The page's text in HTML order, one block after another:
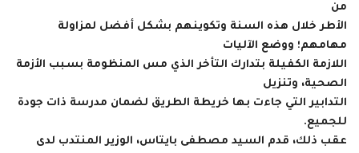
من
الأطر خلال هذه السنة وتكوينهم بشكل أفضل لمزاولة
مهامهم؛ ووضع الآليات
اللازمة الكفيلة بتدارك التأخر الذي مس المنظومة بسبب الأزمة
الصحية، وتنزيل
التدابير التي جاءت بها خريطة الطريق لضمان مدرسة ذات جودة
للجميع.
عقب ذلك، قدم السيد مصطفى بايتاس، الوزير المنتدب لدى